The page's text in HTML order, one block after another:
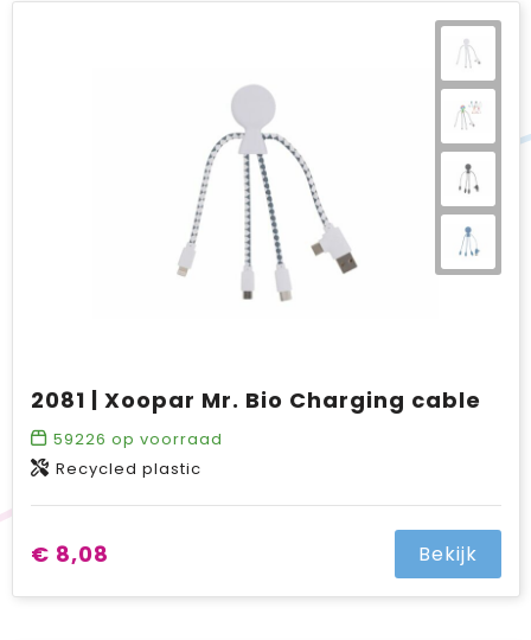
2081 | Xoopar Mr. Bio Charging cable
59226 op voorraad
Recycled plastic
€ 8,08 Bekijk